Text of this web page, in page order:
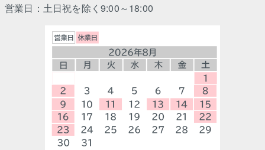
営業日：土日祝を除く9:00～18:00